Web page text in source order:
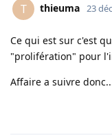
T thieuma 23
Ce qui est sur c'est
"prolifération" pour
Affaire a suivre